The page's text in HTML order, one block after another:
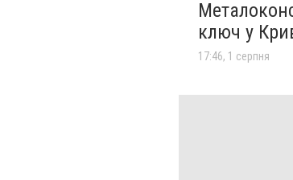
ключ у
17:46, 1 серпня